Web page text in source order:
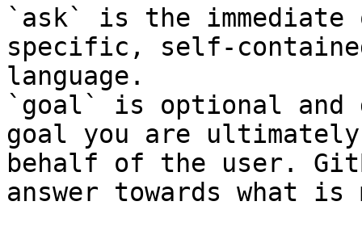
`ask` is the
specific, self-
language.
`goal` is optional and
goal you are
behalf of the user.
answer towards what